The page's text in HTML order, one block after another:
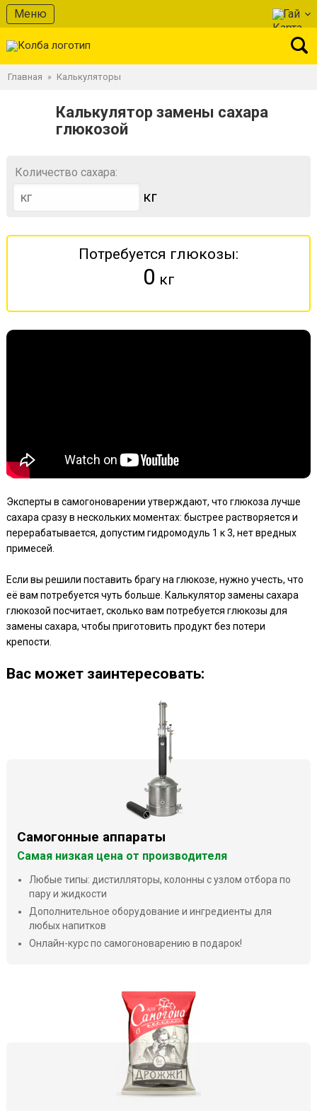
Меню Гай
Главная » Калькуляторы
Калькулятор замены сахара
глюкозой
Количество сахара:
кг
Потребуется глюкозы:
0 кг
Эксперты в самогоноварении утверждают, что глюкоза лучше
сахара сразу в нескольких моментах: быстрее растворяется и
перерабатывается, допустим гидромодуль 1 к 3, нет вредных
примесей.
Если вы решили поставить брагу на глюкозе, нужно учесть, что
её вам потребуется чуть больше. Калькулятор замены сахара
глюкозой посчитает, сколько вам потребуется глюкозы для
замены сахара, чтобы приготовить продукт без потери
крепости.
Ваc может заинтересовать:
Самогонные аппараты
Самая низкая цена от производителя
Любые типы: дистилляторы, колонны с узлом отбора по
пару и жидкости
Дополнительное оборудование и ингредиенты для
любых напитков
Онлайн-курс по самогоноварению в подарок!